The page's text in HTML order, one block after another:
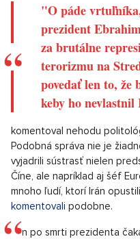
"O páde
prezident
za brutálne
terorizmu na
povedať len to,
keby ho
komentoval nehodu
Podobná správa nie je
vyjadrili sústrasť nielen
Číne, ale napríklad aj šéf
mnoho ľudí, ktorí Irán
komentovali podobne.
Irán po smrti prezidenta